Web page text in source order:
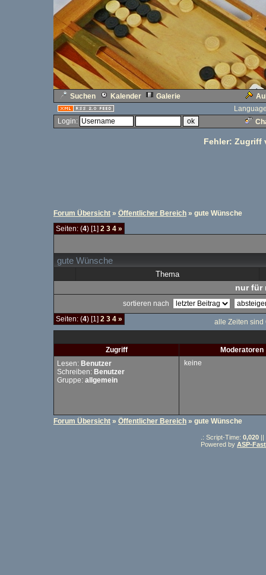
Suchen Kalender Galerie
Login:
Fehler: Zugriff
Forum Übersicht » Öffentlicher Bereich » gute Wünsche
Seiten: (4) [1] 2 3 4 »
gute Wünsche
Thema
nur für
sortieren nach
Seiten: (4) [1] 2 3 4 » alle Zeiten sind
Zugriff
Moderatoren
Lesen: Benutzer
Schreiben: Benutzer
Gruppe: allgemein
keine
Forum Übersicht » Öffentlicher Bereich » gute Wünsche
.: Script-Time: 0,020 ||
Powered by ASP-